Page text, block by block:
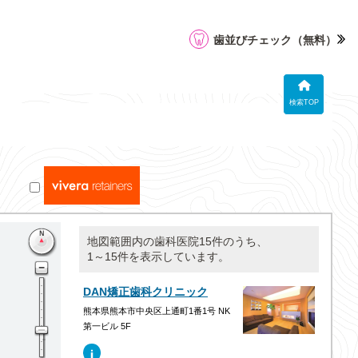
検索TOP
歯並びチェック （無料）
地図範囲内の歯科医院15件のうち、
1～15件を表示しています。
DAN矯正歯科クリニック
熊本県熊本市中央区上通町1番1号 NK
第一ビル 5F